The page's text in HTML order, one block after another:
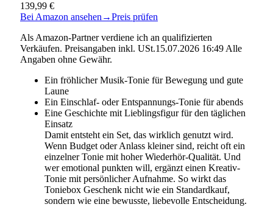
139,99 €
Bei Amazon ansehen→Preis prüfen
Als Amazon-Partner verdiene ich an qualifizierten
Verkäufen. Preisangaben inkl. USt.15.07.2026 16:49 Alle
Angaben ohne Gewähr.
Ein fröhlicher Musik-Tonie für Bewegung und gute
Laune
Ein Einschlaf- oder Entspannungs-Tonie für abends
Eine Geschichte mit Lieblingsfigur für den täglichen
Einsatz
Damit entsteht ein Set, das wirklich genutzt wird.
Wenn Budget oder Anlass kleiner sind, reicht oft ein
einzelner Tonie mit hoher Wiederhör-Qualität. Und
wer emotional punkten will, ergänzt einen Kreativ-
Tonie mit persönlicher Aufnahme. So wirkt das
Toniebox Geschenk nicht wie ein Standardkauf,
sondern wie eine bewusste, liebevolle Entscheidung.